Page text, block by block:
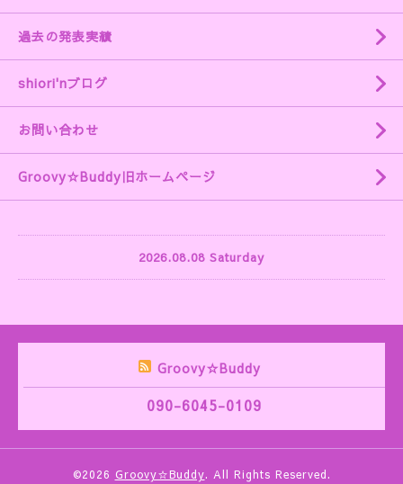
過去の発表実績
shiori'nブログ
お問い合わせ
Groovy☆Buddy旧ホームページ
2026.08.08 Saturday
Groovy☆Buddy
090-6045-0109
©2026 Groovy☆Buddy. All Rights Reserved.